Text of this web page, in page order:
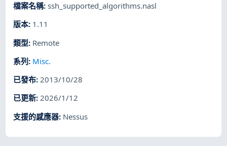
檔案名稱:ssh_supported_algorithms.nasl
版本: 1.11
類型: Remote
系列: Misc.
已發布:2013/10/28
已更新:2026/1/12
支援的感應器: Nessus